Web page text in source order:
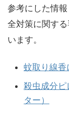
参考にした情
全対策に関す
います。
蚊取り線香
殺虫成分ピ
ター）